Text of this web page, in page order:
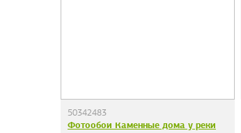
50342483
Фотообои Каменные дома у реки